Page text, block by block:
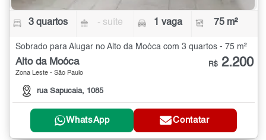
3 quartos - suíte 1 vaga 75 m²
Sobrado para Alugar no Alto da Moóca com 3 quartos - 75 m²
Alto da Moóca
Zona Leste - São Paulo
rua Sapucaia, 1085
R$ 2.200
WhatsApp Contatar